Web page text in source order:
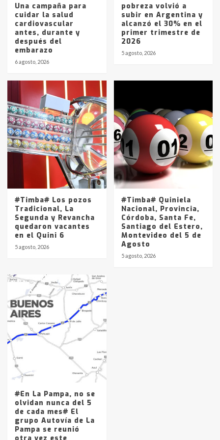
Una campaña para
cuidar la salud
cardiovascular
antes, durante y
después del
embarazo
6 agosto, 2026
pobreza volvió a
subir en Argentina y
alcanzó el 30% en el
primer trimestre de
2026
5 agosto, 2026
#Timba# Los pozos
Tradicional, La
Segunda y Revancha
quedaron vacantes
en el Quini 6
5 agosto, 2026
#Timba# Quiniela
Nacional, Provincia,
Córdoba, Santa Fe,
Santiago del Estero,
Montevideo del 5 de
Agosto
5 agosto, 2026
#En La Pampa, no se
olvidan nunca del 5
de cada mes# El
grupo Autovía de La
Pampa se reunió